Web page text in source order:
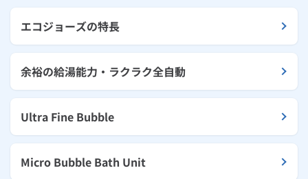
エコジョーズの特長
余裕の給湯能力・ラクラク全自動
Ultra Fine Bubble
Micro Bubble Bath Unit